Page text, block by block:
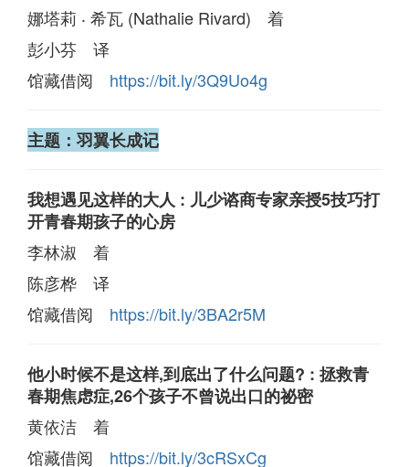
娜塔莉 ‧ 希瓦 (Nathalie Rivard) 着
彭小芬 译
馆藏借阅 https://bit.ly/3Q9Uo4g
主题：羽翼长成记
我想遇见这样的大人 : 儿少谘商专家亲授5技巧打
开青春期孩子的心房
李林淑 着
陈彦桦 译
馆藏借阅 https://bit.ly/3BA2r5M
他小时候不是这样,到底出了什么问题? : 拯救青
春期焦虑症,26个孩子不曾说出口的祕密
黄依洁 着
馆藏借阅 https://bit.ly/3cRSxCg